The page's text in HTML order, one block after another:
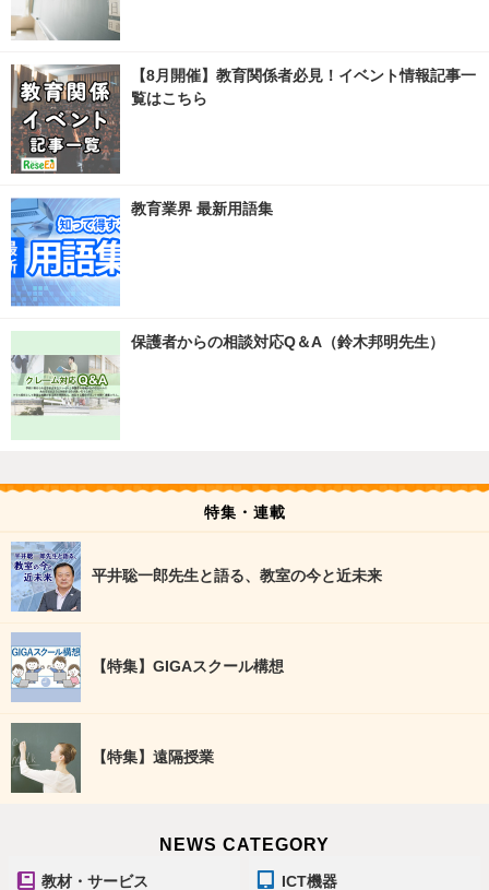
【8月開催】教育関係者必見！イベント情報記事一
覧はこちら
教育業界 最新用語集
保護者からの相談対応Q＆A（鈴木邦明先生）
特集・連載
平井聡一郎先生と語る、教室の今と近未来
【特集】GIGAスクール構想
【特集】遠隔授業
NEWS CATEGORY
教材・サービス ICT機器